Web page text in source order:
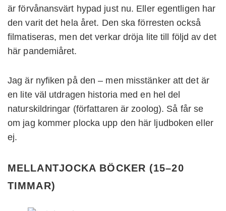
är förvånansvärt hypad just nu. Eller egentligen har
den varit det hela året. Den ska förresten också
filmatiseras, men det verkar dröja lite till följd av det
här pandemiåret.
Jag är nyfiken på den – men misstänker att det är
en lite väl utdragen historia med en hel del
naturskildringar (författaren är zoolog). Så får se
om jag kommer plocka upp den här ljudboken eller
ej.
MELLANTJOCKA BÖCKER (15–20
TIMMAR)